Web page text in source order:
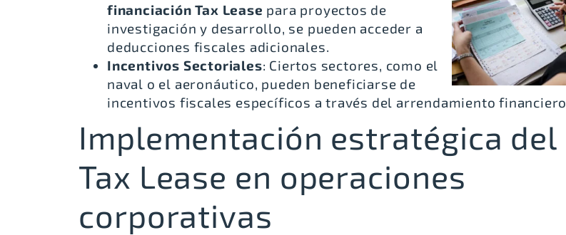
financiación Tax Lease para proyectos de
investigación y desarrollo, se pueden acceder a
deducciones fiscales adicionales.
Incentivos Sectoriales: Ciertos sectores, como el
naval o el aeronáutico, pueden beneficiarse de
incentivos fiscales específicos a través del arrendamiento financiero
Implementación estratégica del
Tax Lease en operaciones
corporativas